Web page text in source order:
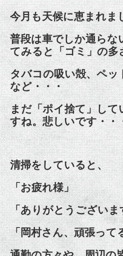
今月も天候に恵まれま
普段は車でしか通らな
てみると「ゴミ」の多
タバコの吸い殻、ペッ
など・・・
まだ「ポイ捨て」して
すね。悲しいです・・
清掃をしていると、
「お疲れ様」
「ありがとうございま
「岡村さん、頑張って